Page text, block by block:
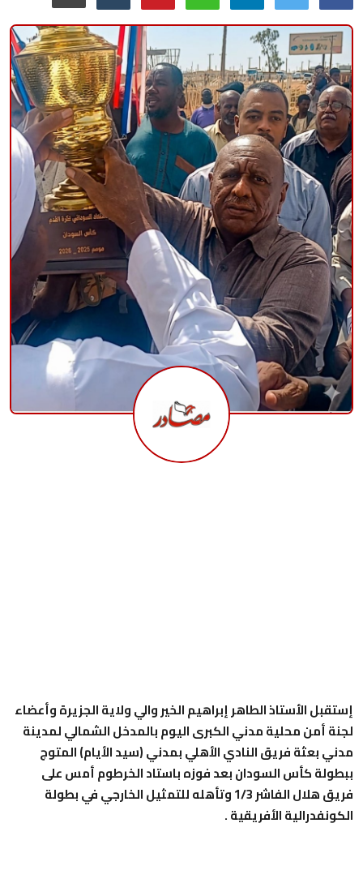
منوعات
حوادث وقضايا
عالمية
إستقبل الأستاذ الطاهر إبراهيم الخير والي ولاية الجزيرة وأعضاء
لجنة أمن محلية مدني الكبرى اليوم بالمدخل الشمالي لمدينة
مدني بعثة فريق النادي الأهلي بمدني (سيد الأيام) المتوج
ببطولة كأس السودان بعد فوزه باستاد الخرطوم أمس على
فريق هلال الفاشر 1/3 وتأهله للتمثيل الخارجي في بطولة
الكونفدرالية الأفريقية .